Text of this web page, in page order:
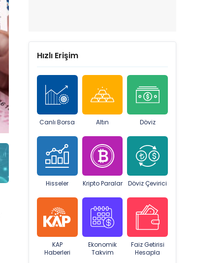
Hızlı Erişim
Canlı Borsa Altın Döviz
Hisseler Kripto Paralar Döviz Çevirici
KAP
Haberleri
Ekonomik
Takvim
Faiz Getirisi
Hesapla